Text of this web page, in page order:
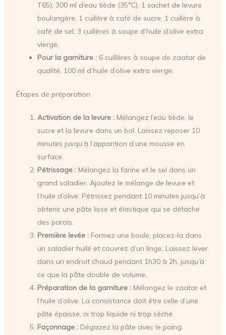
T65), 300 ml d’eau tiède (35°C), 1 sachet de levure
boulangère, 1 cuillère à café de sucre, 1 cuillère à
café de sel, 3 cuillères à soupe d’huile d’olive extra
vierge.
Pour la garniture :6 cuillères à soupe de zaatar de
qualité, 100 ml d’huile d’olive extra vierge.
Étapes de préparation
Activation de la levure :Mélangez l’eau tiède, le
sucre et la levure dans un bol. Laissez reposer 10
minutes jusqu’à l’apparition d’une mousse en
surface.
Pétrissage :Mélangez la farine et le sel dans un
grand saladier. Ajoutez le mélange de levure et
l’huile d’olive. Pétrissez pendant 10 minutes jusqu’à
obtenir une pâte lisse et élastique qui se détache
des parois.
Première levée :Formez une boule, placez-la dans
un saladier huilé et couvrez d’un linge. Laissez lever
dans un endroit chaud pendant 1h30 à 2h, jusqu’à
ce que la pâte double de volume.
Préparation de la garniture :Mélangez le zaatar et
l’huile d’olive. La consistance doit être celle d’une
pâte épaisse, ni trop liquide ni trop sèche.
Façonnage :Dégazez la pâte avec le poing.